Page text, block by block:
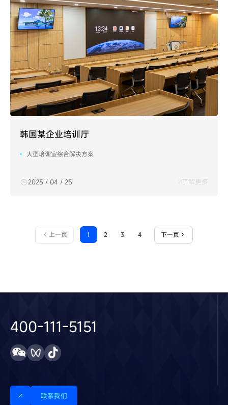
韩国某企业培训厅
大型培训室综合解决方案
2025 / 04 / 25 了解更多
上一页 1 2 3 4 下一页
400-111-5151
联系我们